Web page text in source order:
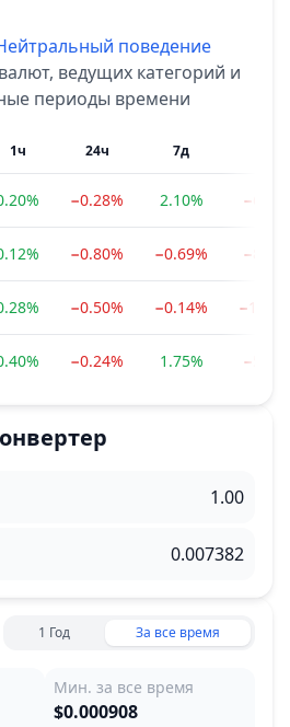
поведение
ведущих категорий и
периоды времени
1ч 24ч 7д
−0.28% 2.10%
−0.80% −0.69%
−0.50% −0.14%
−0.24% 1.75%
1 Год За все время
Мин. за все время
$0.000908